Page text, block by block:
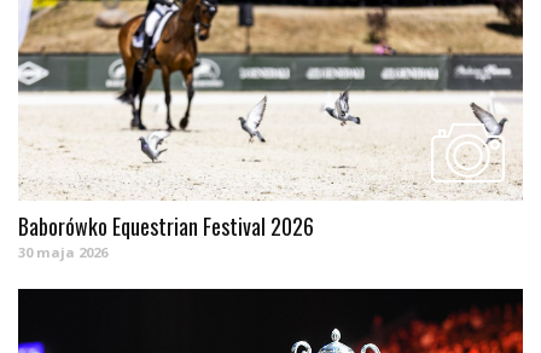
Baborówko Equestrian Festival 2026
30 maja 2026